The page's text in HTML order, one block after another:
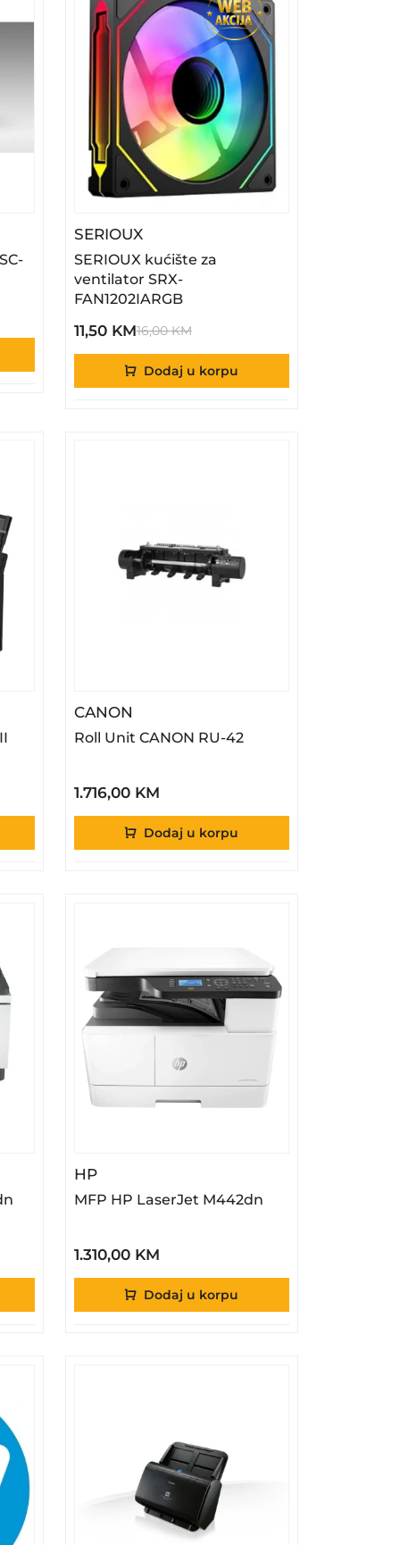
SC-T5400M MFP
SERIOUX– SERIOUX Kućište Za Ventilator
SERIOUX kućište za
ventilator SRX-
FAN1202IARGB
11,50 KM16,00 KM
Dodaj u korpu
DR-C225 IICANON
Roll Unit CANON RU-42
1.716,00 KM
Dodaj u korpu
HP– MFP HP LaserJet M442dn
MFP HP LaserJet M442dn
1.310,00 KM
Dodaj u korpu